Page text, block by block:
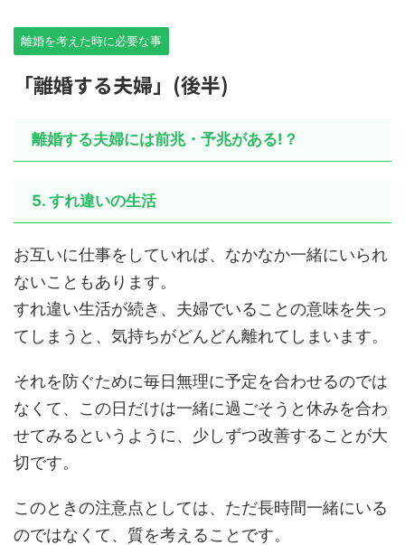
離婚を考えた時に必要な事
「離婚する夫婦」(後半)
離婚する夫婦には前兆・予兆がある!？
5. すれ違いの生活
お互いに仕事をしていれば、なかなか一緒にいられ
ないこともあります。
すれ違い生活が続き、夫婦でいることの意味を失っ
てしまうと、気持ちがどんどん離れてしまいます。
それを防ぐために毎日無理に予定を合わせるのでは
なくて、この日だけは一緒に過ごそうと休みを合わ
せてみるというように、少しずつ改善することが大
切です。
このときの注意点としては、ただ長時間一緒にいる
のではなくて、質を考えることです。